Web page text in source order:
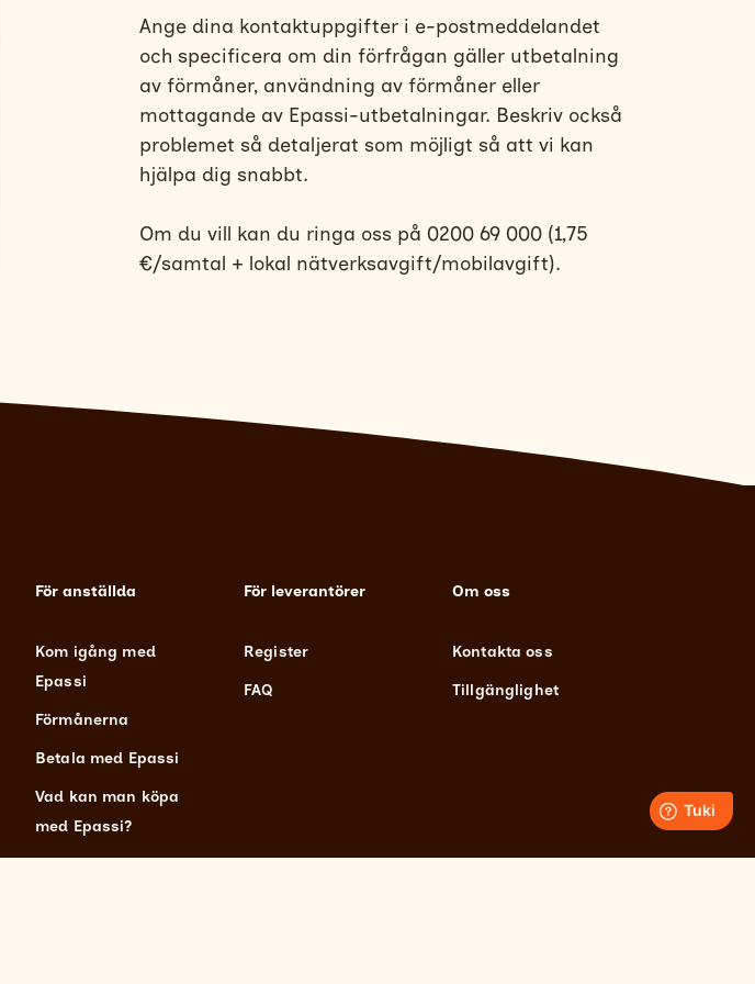
Ange dina kontaktuppgifter i e-postmeddelandet
och specificera om din förfrågan gäller utbetalning
av förmåner, användning av förmåner eller
mottagande av Epassi-utbetalningar. Beskriv också
problemet så detaljerat som möjligt så att vi kan
hjälpa dig snabbt.
Om du vill kan du ringa oss på 0200 69 000 (1,75
€/samtal + lokal nätverksavgift/mobilavgift).
För anställda
Kom igång med
Epassi
Förmånerna
Betala med Epassi
Vad kan man köpa
med Epassi?
För leverantörer
Register
FAQ
Om oss
Kontakta oss
Tillgänglighet